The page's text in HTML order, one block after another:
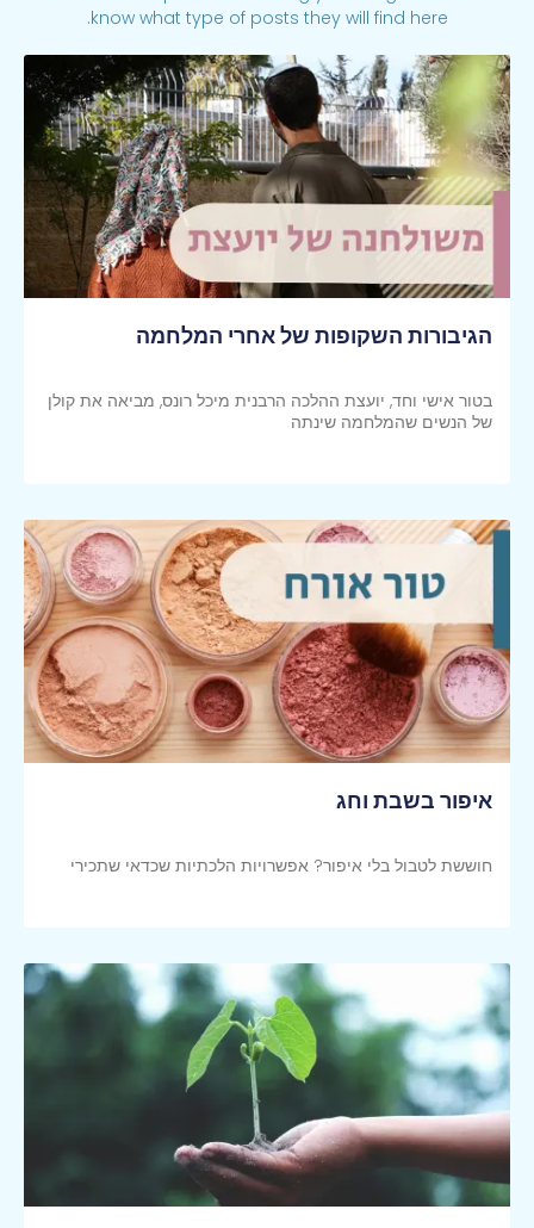
know what type of posts they will find here.
הגיבורות השקופות של אחרי המלחמה
בטור אישי וחד, יועצת ההלכה הרבנית מיכל רונס, מביאה את קולן
של הנשים שהמלחמה שינתה
איפור בשבת וחג
חוששת לטבול בלי איפור? אפשרויות הלכתיות שכדאי שתכירי